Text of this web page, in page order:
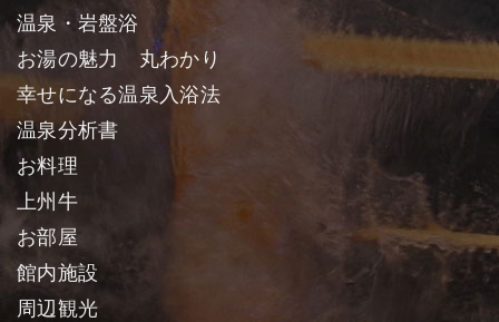
温泉・岩盤浴
お湯の魅力 丸わかり
幸せになる温泉入浴法
温泉分析書
お料理
上州牛
お部屋
館内施設
周辺観光